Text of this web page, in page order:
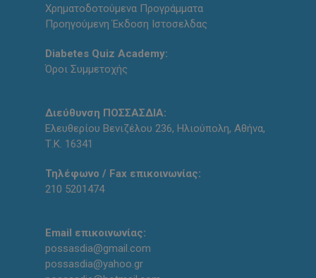
Χρηματοδοτούμενα Προγράμματα
Προηγούμενη Έκδοση Ιστοσελδας
Diabetes Quiz Academy:
Όροι Συμμετοχής
Διεύθυνση ΠΟΣΣΑΣΔΙΑ:
Ελευθερίου Βενιζέλου 236, Ηλιούπολη, Αθήνα,
Τ.Κ. 16341
Τηλέφωνο / Fax επικοινωνίας:
210 5201474
Email επικοινωνίας:
possasdia@gmail.com
possasdia@yahoo.gr